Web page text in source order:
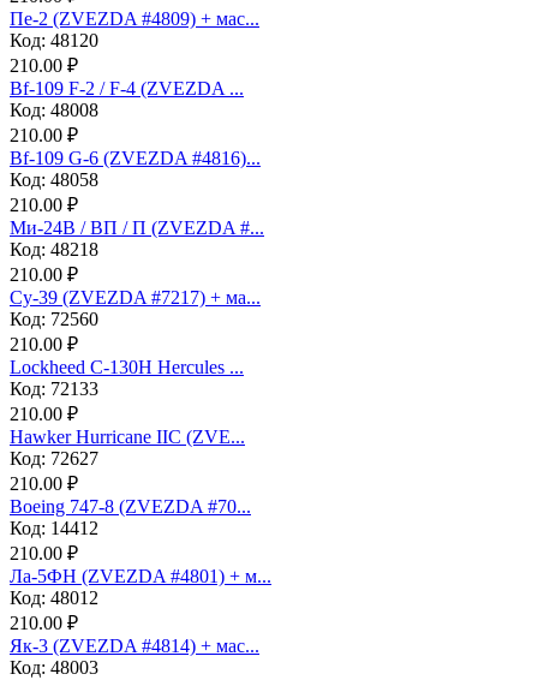
Пе-2 (ZVEZDA #4809) + мас...
Код: 48120
210.00 ₽
Bf-109 F-2 / F-4 (ZVEZDA ...
Код: 48008
210.00 ₽
Bf-109 G-6 (ZVEZDA #4816)...
Код: 48058
210.00 ₽
Ми-24В / ВП / П (ZVEZDA #...
Код: 48218
210.00 ₽
Су-39 (ZVEZDA #7217) + ма...
Код: 72560
210.00 ₽
Lockheed C-130H Hercules ...
Код: 72133
210.00 ₽
Hawker Hurricane IIC (ZVE...
Код: 72627
210.00 ₽
Boeing 747-8 (ZVEZDA #70...
Код: 14412
210.00 ₽
Ла-5ФН (ZVEZDA #4801) + м...
Код: 48012
210.00 ₽
Як-3 (ZVEZDA #4814) + мас...
Код: 48003